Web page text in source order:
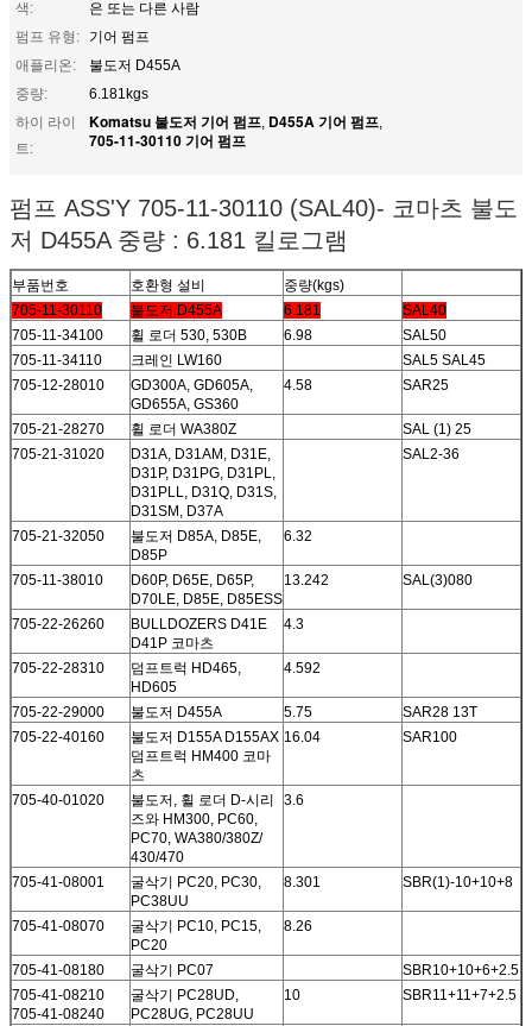
색:
은 또는 다른 사람
펌프 유형:
기어 펌프
애플리온:
불도저 D455A
중량:
6.181kgs
하이 라이
트:
Komatsu 불도저 기어 펌프, D455A 기어 펌프,
705-11-30110 기어 펌프
펌프 ASS'Y 705-11-30110 (SAL40)- 코마츠 불도
저 D455A 중량 : 6.181 킬로그램
부품번호 호환형 설비
중량(kgs)
705-11-30110
불도저 D455A 6.181
SAL40
705-11-34100
휠 로더 530, 530B 6.98
SAL50
705-11-34110
크레인 LW160
SAL5 SAL45
705-12-28010
GD300A, GD605A,
GD655A, GS360
4.58 SAR25
705-21-28270 휠 로더 WA380Z
SAL (1) 25
705-21-31020
D31A, D31AM, D31E,
D31P, D31PG, D31PL,
D31PLL, D31Q, D31S,
D31SM, D37A
SAL2-36
705-21-32050
불도저 D85A, D85E,
D85P
6.32
705-11-38010
D60P, D65E, D65P,
D70LE, D85E, D85ESS
13.242 SAL(3)080
705-22-26260
BULLDOZERS D41E
D41P 코마츠
4.3
705-22-28310
덤프트럭 HD465,
HD605
4.592
705-22-29000 불도저 D455A 5.75
SAR28 13T
705-22-40160
불도저 D155A D155AX
덤프트럭 HM400 코마
츠
16.04 SAR100
705-40-01020
불도저, 휠 로더 D-시리
즈와 HM300, PC60,
PC70, WA380/380Z/
430/470
3.6
705-41-08001
굴삭기 PC20, PC30,
PC38UU
8.301 SBR(1)-10+10+8
705-41-08070
굴삭기 PC10, PC15,
PC20
8.26
705-41-08180 굴삭기 PC07
SBR10+10+6+2.5
705-41-08210
705-41-08240
굴삭기 PC28UD,
PC28UG, PC28UU
10 SBR11+11+7+2.5